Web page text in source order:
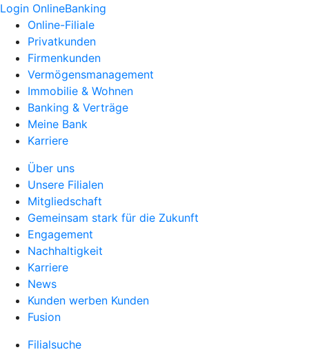
Login OnlineBanking
Online-Filiale
Privatkunden
Firmenkunden
Vermögensmanagement
Immobilie & Wohnen
Banking & Verträge
Meine Bank
Karriere
Über uns
Unsere Filialen
Mitgliedschaft
Gemeinsam stark für die Zukunft
Engagement
Nachhaltigkeit
Karriere
News
Kunden werben Kunden
Fusion
Filialsuche